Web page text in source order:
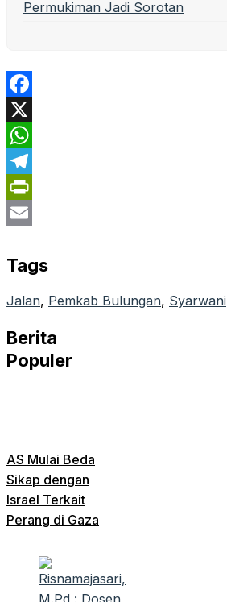
Permukiman Jadi Sorotan
Facebook
X
WhatsApp
Telegram
PrintFriendly
Tags
Jalan, Pemkab Bulungan, Syarwani
Berita
Populer
AS Mulai Beda
Sikap dengan
Israel Terkait
Perang di Gaza